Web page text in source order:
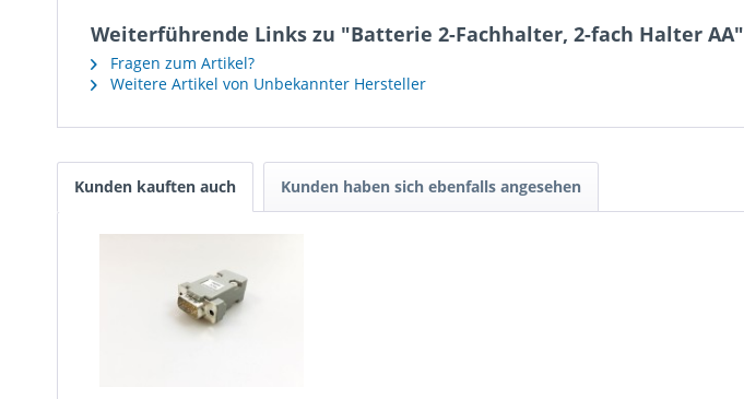
Weiterführende Links zu "Batterie 2-Fachhalter, 2-fach Halter AA"
Fragen zum Artikel?
Weitere Artikel von Unbekannter Hersteller
Kunden kauften auch Kunden haben sich ebenfalls angesehen